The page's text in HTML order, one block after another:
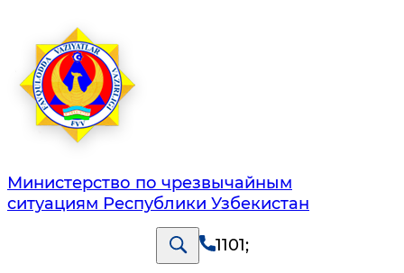
Министерство по чрезвычайным
ситуациям Республики Узбекистан
1101;